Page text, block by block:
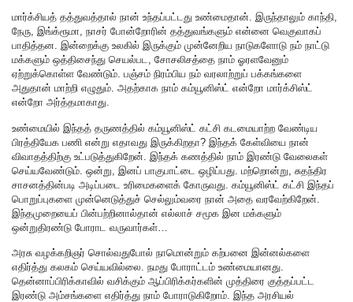
மார்க்சியத் தத்துவத்தால் நான் உந்தப்பட்டது உண்மைதான். இருந்தாலும் காந்தி,
நேரு, இங்க்ரூமா, நாசர் போன்றோரின் தத்துவங்களும் என்னை வெகுவாகப்
பாதித்தன. இன்றைக்கு உலகில் இருக்கும் முன்னேறிய நாடுகளோடு நம் நாட்டு
மக்களும் ஒத்திசைந்து செயல்பட, சோசலிசத்தை நாம் ஓரளவேனும்
ஏற்றுக்கொள்ள வேண்டும். பஞ்சம் நிரம்பிய நம் வரலாற்றுப் பக்கங்களை
அதுதான் மாற்றி எழுதும். அதற்காக நாம் கம்யூனிஸ்ட் என்றோ மார்க்சிஸ்ட்
என்றோ அர்த்தமாகாது.
உண்மையில் இந்தத் தருணத்தில் கம்யூனிஸ்ட் கட்சி கடமையாற்ற வேண்டிய
பிரத்தியேக பணி என்று எதாவது இருக்கிறதா? இந்தக் கேள்வியை நான்
விவாதத்திற்கு உட்படுத்துகிறேன்.‌ இந்தக் கணத்தில் நாம் இரண்டு வேலைகள்
செய்யவேண்டும். ஒன்று, இனப் பாகுபாட்டை ஒழிப்பது. மற்றொன்று, சுதந்திர
சாசனத்தின்படி அடிப்படை உரிமைகளைக் கோருவது. கம்யூனிஸ்ட் கட்சி இந்தப்
பொறுப்புகளை முன்னெடுத்துச் செல்லும்வரை நான் அதை வரவேற்கிறேன்.
இந்தமுறையைப் பின்பற்றினால்தான் எல்லாச் சமூக இன மக்களும்
ஒன்றுதிரண்டு போராட வருவார்கள்…
அரசு வழக்கறிஞர் சொல்வதுபோல் நாமொன்றும் கற்பனை இன்னல்களை
எதிர்த்து கலகம் செய்யவில்லை. நமது போராட்டம் உண்மையானது.
தென்னாப்பிரிக்காவில் வசிக்கும் ஆப்பிரிக்கர்களின் முத்திரை குத்தப்பட்ட
இரண்டு அம்சங்களை எதிர்த்து நாம் போராடுகிறோம். இந்த அரசியல்